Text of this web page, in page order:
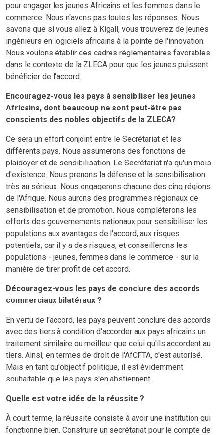
pour engager les jeunes Africains et les femmes dans le
commerce. Nous n'avons pas toutes les réponses. Nous
savons que si vous allez à Kigali, vous trouverez de jeunes
ingénieurs en logiciels africains à la pointe de l'innovation.
Nous voulons établir des cadres réglementaires favorables
dans le contexte de la ZLECA pour que les jeunes puissent
bénéficier de l'accord.
Encouragez-vous les pays à sensibiliser les jeunes
Africains, dont beaucoup ne sont peut-être pas
conscients des nobles objectifs de la ZLECA?
Ce sera un effort conjoint entre le Secrétariat et les
différents pays. Nous assumerons des fonctions de
plaidoyer et de sensibilisation. Le Secrétariat n'a qu'un mois
d'existence. Nous prenons la défense et la sensibilisation
très au sérieux. Nous engagerons chacune des cinq régions
de l'Afrique. Nous aurons des programmes régionaux de
sensibilisation et de promotion. Nous compléterons les
efforts des gouvernements nationaux pour sensibiliser les
populations aux avantages de l'accord, aux risques
potentiels, car il y a des risques, et conseillerons les
populations - jeunes, femmes dans le commerce - sur la
manière de tirer profit de cet accord.
Découragez-vous les pays de conclure des accords
commerciaux bilatéraux ?
En vertu de l'accord, les pays peuvent conclure des accords
avec des tiers à condition d'accorder aux pays africains un
traitement similaire ou meilleur que celui qu'ils accordent au
tiers. Ainsi, en termes de droit de l'AfCFTA, c'est autorisé.
Mais en tant qu'objectif politique, il est évidemment
souhaitable que les pays s'en abstiennent.
Quelle est votre idée de la réussite ?
À court terme, la réussite consiste à avoir une institution qui
fonctionne bien. Construire un secrétariat pour le compte de